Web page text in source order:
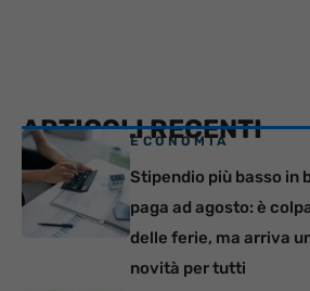
ARTICOLI RECENTI
ECONOMIA
Stipendio più basso in
paga ad agosto: è
delle ferie, ma arriva
novità per tutti